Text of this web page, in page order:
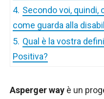
4. Secondo voi, quindi,
come guarda alla
5. Qual è la vostra
Positiva?
Asperger way è un